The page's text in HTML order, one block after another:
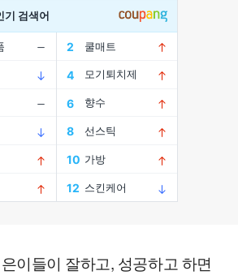
이들이 잘하고, 성공하고 하면